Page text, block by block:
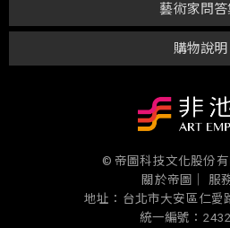
購物說明
藝術家問答
© 帝圖科技文化股份
關於帝圖｜
服
地址：台北市大安區仁愛
統一編號：